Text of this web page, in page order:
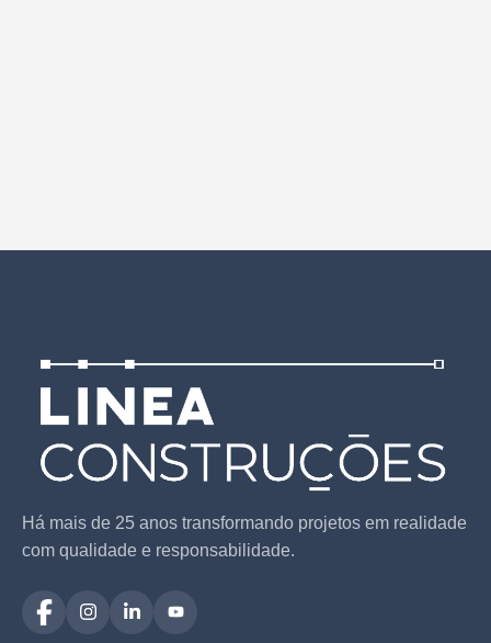
Há mais de 25 anos transformando projetos em realidade
com qualidade e responsabilidade.